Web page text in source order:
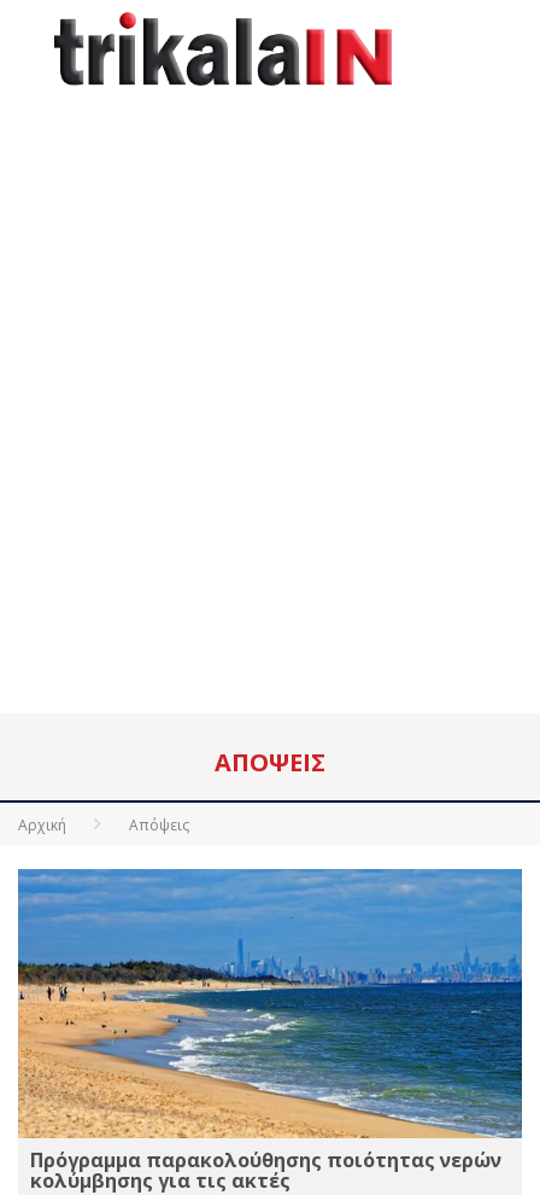
ΑΠΌΨΕΙΣ
Αρχική Απόψεις
Πρόγραμμα παρακολούθησης ποιότητας νερών
κολύμβησης για τις ακτές